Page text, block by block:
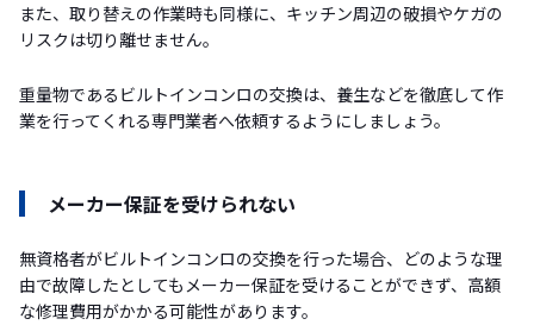
また、取り替えの作業時も同様に、キッチン周辺の破損やケガの
リスクは切り離せません。
重量物であるビルトインコンロの交換は、養生などを徹底して作
業を行ってくれる専門業者へ依頼するようにしましょう。
メーカー保証を受けられない
無資格者がビルトインコンロの交換を行った場合、どのような理
由で故障したとしてもメーカー保証を受けることができず、高額
な修理費用がかかる可能性があります。